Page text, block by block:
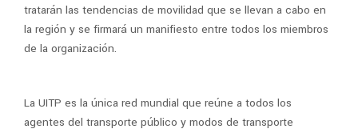
tratarán las tendencias de movilidad que se llevan a cabo en
la región y se firmará un manifiesto entre todos los miembros
de la organización.
La UITP es la única red mundial que reúne a todos los
agentes del transporte público y modos de transporte